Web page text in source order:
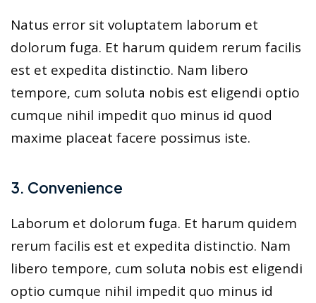
Natus error sit voluptatem laborum et
dolorum fuga. Et harum quidem rerum facilis
est et expedita distinctio. Nam libero
tempore, cum soluta nobis est eligendi optio
cumque nihil impedit quo minus id quod
maxime placeat facere possimus iste.
3. Convenience
Laborum et dolorum fuga. Et harum quidem
rerum facilis est et expedita distinctio. Nam
libero tempore, cum soluta nobis est eligendi
optio cumque nihil impedit quo minus id